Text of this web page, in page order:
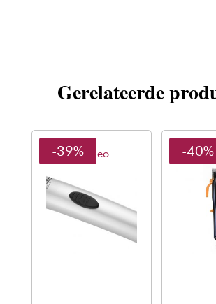
Gerelateerde
Tondeo
-39% -40%